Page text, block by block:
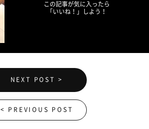
この記事が気に入ったら
「いいね！」しよう！
NEXT POST >
< PREVIOUS POST